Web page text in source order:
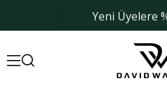
Yeni Üyelere